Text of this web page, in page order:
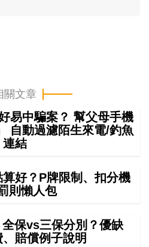
關文章
易中騙案？ 幫父母手機
自動過濾陌生來電/釣魚
連結
好？P牌限制、扣分機
則懶人包
保vs三保分別？優缺
賠償例子說明